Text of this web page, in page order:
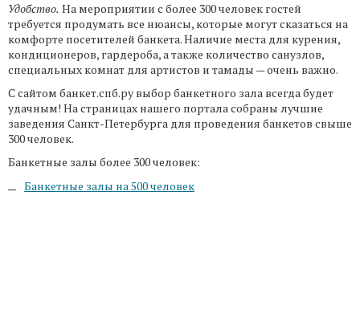
Удобство. На мероприятии с более 300 человек гостей
требуется продумать все нюансы, которые могут сказаться на
комфорте посетителей банкета. Наличие места для курения,
кондиционеров, гардероба, а также количество санузлов,
специальных комнат для артистов и тамады — очень важно.
С сайтом банкет.спб.ру выбор банкетного зала всегда будет
удачным! На страницах нашего портала собраны лучшие
заведения Санкт-Петербурга для проведения банкетов свыше
300 человек.
Банкетные залы более 300 человек:
Банкетные залы на 500 человек